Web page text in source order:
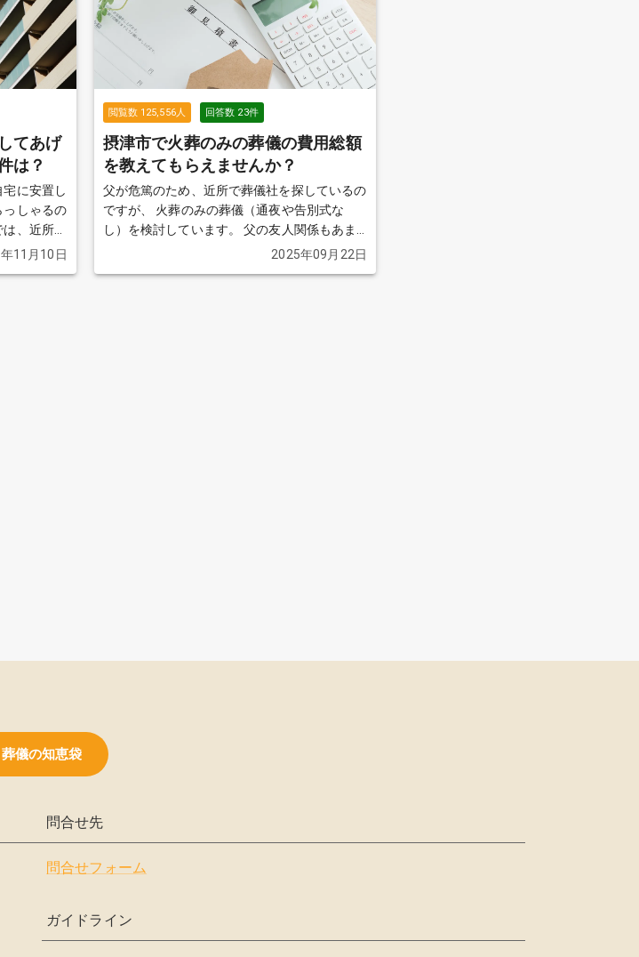
）を考えて
しないと
続きを見
てあげ
は？
に安置し
っしゃるの
、近所で
必要な準備
11月10日
閲覧数 125,556人 回答数 23件
摂津市で火葬のみの葬儀の費用総額
を教えてもらえませんか？
父が危篤のため、近所で葬儀社を探しているの
ですが、 火葬のみの葬儀（通夜や告別式な
し）を検討しています。 父の友人関係もあま
り分からず、私自身も小さい子供がいて出費が
2025年09月22日
葬儀の知恵袋
問合せ先
問合せフォーム
ガイドライン